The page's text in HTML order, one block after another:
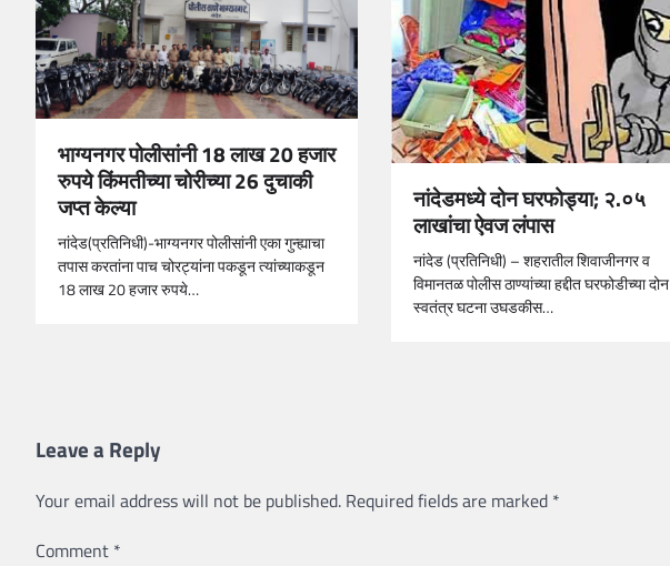
भाग्यनगर पोलीसांनी 18 लाख 20 हजार
रुपये किंमतीच्या चोरीच्या 26 दुचाकी
जप्त केल्या
नांदेड(प्रतिनिधी)-भाग्यनगर पोलीसांनी एका गुन्ह्याचा
तपास करतांना पाच चोरट्यांना पकडून त्यांच्याकडून
18 लाख 20 हजार रुपये…
नांदेडमध्ये दोन घरफोड्या; २.०५
लाखांचा ऐवज लंपास
नांदेड (प्रतिनिधी) – शहरातील शिवाजीनगर व
विमानतळ पोलीस ठाण्यांच्या हद्दीत घरफोडीच्या दोन
स्वतंत्र घटना उघडकीस…
Leave a Reply
Your email address will not be published. Required fields are marked *
Comment *